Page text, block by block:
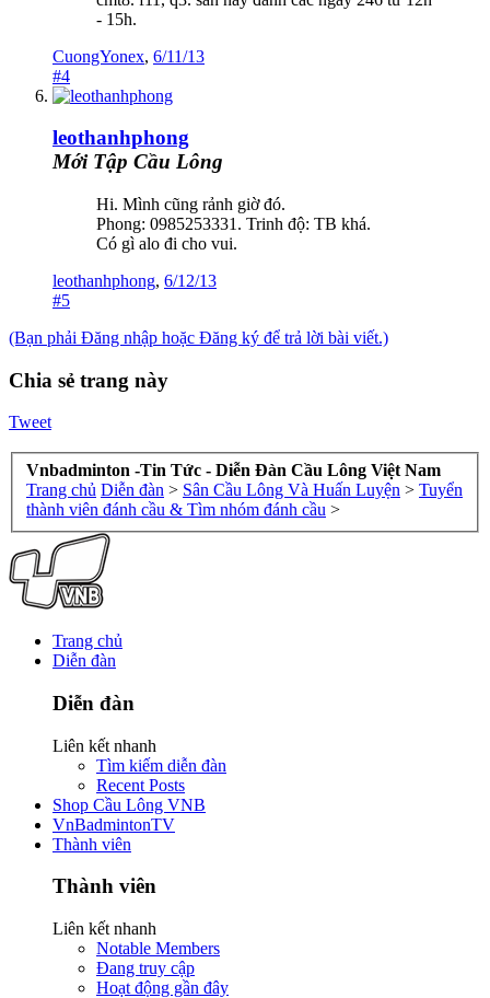
- 15h.
CuongYonex, 6/11/13
#4
leothanhphong
Mới Tập Cầu Lông
Hi. Mình cũng rảnh giờ đó.
Phong: 0985253331. Trinh độ: TB khá.
Có gì alo đi cho vui.
leothanhphong, 6/12/13
#5
(Bạn phải Đăng nhập hoặc Đăng ký để trả lời bài viết.)
Chia sẻ trang này
Tweet
Vnbadminton -Tin Tức - Diễn Đàn Cầu Lông Việt Nam
Trang chủ Diễn đàn > Sân Cầu Lông Và Huấn Luyện > Tuyển
thành viên đánh cầu & Tìm nhóm đánh cầu >
Trang chủ
Diễn đàn
Diễn đàn
Liên kết nhanh
Tìm kiếm diễn đàn
Recent Posts
Shop Cầu Lông VNB
VnBadmintonTV
Thành viên
Thành viên
Liên kết nhanh
Notable Members
Đang truy cập
Hoạt động gần đây